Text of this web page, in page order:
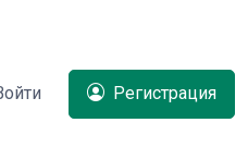
Регистрация